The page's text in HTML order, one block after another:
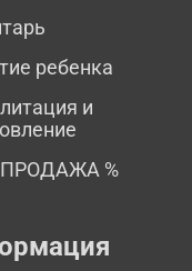
ребенка
и
%